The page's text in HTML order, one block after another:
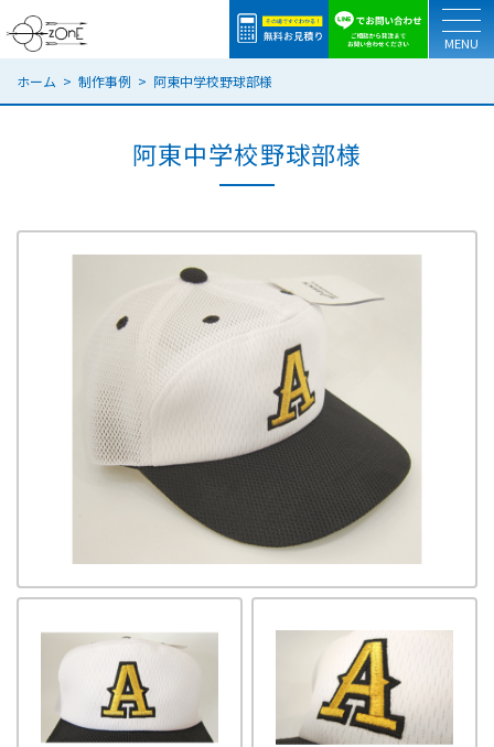
ホーム 制作事例 阿東中学校野球部様
阿東中学校野球部様